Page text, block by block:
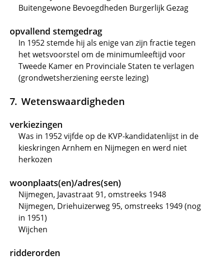
Buitengewone Bevoegdheden Burgerlijk Gezag
opvallend stemgedrag
In 1952 stemde hij als enige van zijn fractie tegen
het wetsvoorstel om de minimumleeftijd voor
Tweede Kamer en Provinciale Staten te verlagen
(grondwetsherziening eerste lezing)
Wetenswaardigheden
verkiezingen
Was in 1952 vijfde op de KVP-kandidatenlijst in de
kieskringen Arnhem en Nijmegen en werd niet
herkozen
woonplaats(en)/adres(sen)
Nijmegen, Javastraat 91, omstreeks 1948
Nijmegen, Driehuizerweg 95, omstreeks 1949 (nog
in 1951)
Wijchen
ridderorden